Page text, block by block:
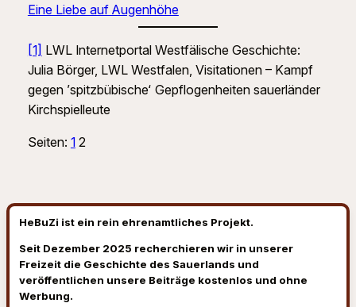
Eine Liebe auf Augenhöhe
[1] LWL Internetportal Westfälische Geschichte:
Julia Börger, LWL Westfalen, Visitationen – Kampf
gegen ’spitzbübische‘ Gepflogenheiten sauerländer
Kirchspielleute
Seiten: 1 2
HeBuZi ist ein rein ehrenamtliches Projekt.
Seit Dezember 2025 recherchieren wir in unserer
Freizeit die Geschichte des Sauerlands und
veröffentlichen unsere Beiträge kostenlos und ohne
Werbung.